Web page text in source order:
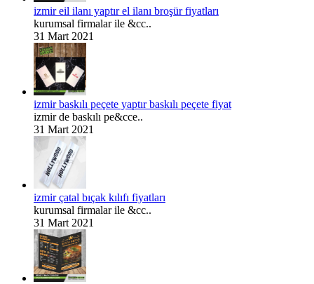
izmir eil ilanı yaptır el ilanı broşür fiyatları
kurumsal firmalar ile &cc..
31 Mart 2021
izmir baskılı peçete yaptır baskılı peçete fiyat
izmir de baskılı pe&cce..
31 Mart 2021
izmir çatal bıçak kılıfı fiyatları
kurumsal firmalar ile &cc..
31 Mart 2021